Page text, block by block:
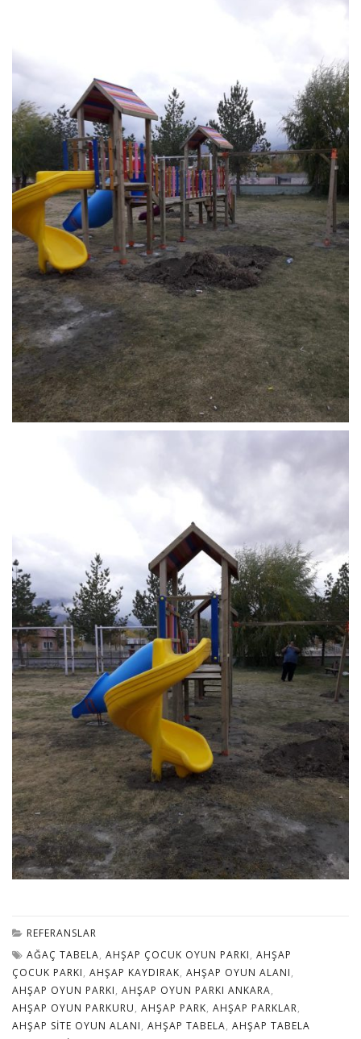
REFERANSLAR
AĞAÇ TABELA, AHŞAP ÇOCUK OYUN PARKI, AHŞAP
ÇOCUK PARKI, AHŞAP KAYDIRAK, AHŞAP OYUN ALANI,
AHŞAP OYUN PARKI, AHŞAP OYUN PARKI ANKARA,
AHŞAP OYUN PARKURU, AHŞAP PARK, AHŞAP PARKLAR,
AHŞAP SITE OYUN ALANI, AHŞAP TABELA, AHŞAP TABELA